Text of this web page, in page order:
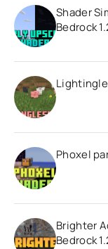
Shader
Bedrock
Phoxel
Brighter
Bedrock